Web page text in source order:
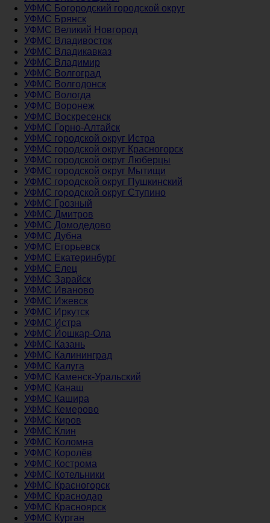
УФМС Богородский городской округ
УФМС Брянск
УФМС Великий Новгород
УФМС Владивосток
УФМС Владикавказ
УФМС Владимир
УФМС Волгоград
УФМС Волгодонск
УФМС Вологда
УФМС Воронеж
УФМС Воскресенск
УФМС Горно-Алтайск
УФМС городской округ Истра
УФМС городской округ Красногорск
УФМС городской округ Люберцы
УФМС городской округ Мытищи
УФМС городской округ Пушкинский
УФМС городской округ Ступино
УФМС Грозный
УФМС Дмитров
УФМС Домодедово
УФМС Дубна
УФМС Егорьевск
УФМС Екатеринбург
УФМС Елец
УФМС Зарайск
УФМС Иваново
УФМС Ижевск
УФМС Иркутск
УФМС Истра
УФМС Йошкар-Ола
УФМС Казань
УФМС Калининград
УФМС Калуга
УФМС Каменск-Уральский
УФМС Канаш
УФМС Кашира
УФМС Кемерово
УФМС Киров
УФМС Клин
УФМС Коломна
УФМС Королёв
УФМС Кострома
УФМС Котельники
УФМС Красногорск
УФМС Краснодар
УФМС Красноярск
УФМС Курган